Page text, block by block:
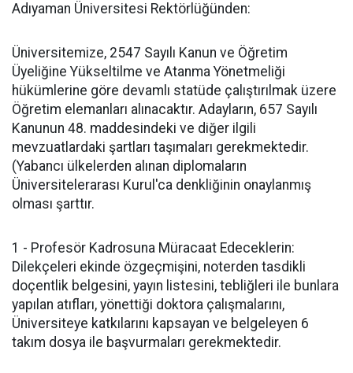
Adıyaman Üniversitesi Rektörlüğünden:
Üniversitemize, 2547 Sayılı Kanun ve Öğretim
Üyeliğine Yükseltilme ve Atanma Yönetmeliği
hükümlerine göre devamlı statüde çalıştırılmak üzere
Öğretim elemanları alınacaktır. Adayların, 657 Sayılı
Kanunun 48. maddesindeki ve diğer ilgili
mevzuatlardaki şartları taşımaları gerekmektedir.
(Yabancı ülkelerden alınan diplomaların
Üniversitelerarası Kurul'ca denkliğinin onaylanmış
olması şarttır.
1 - Profesör Kadrosuna Müracaat Edeceklerin:
Dilekçeleri ekinde özgeçmişini, noterden tasdikli
doçentlik belgesini, yayın listesini, tebliğleri ile bunlara
yapılan atıfları, yönettiği doktora çalışmalarını,
Üniversiteye katkılarını kapsayan ve belgeleyen 6
takım dosya ile başvurmaları gerekmektedir.